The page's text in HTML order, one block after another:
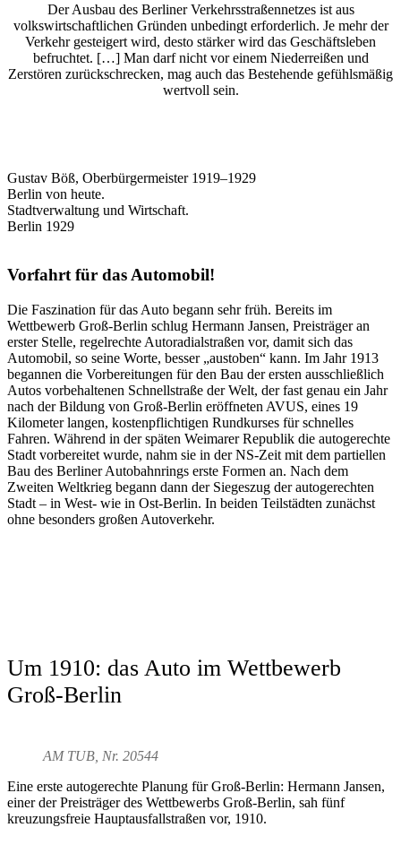
Der Ausbau des Berliner Verkehrsstraßennetzes ist aus
volkswirtschaftlichen Gründen unbedingt erforderlich. Je mehr der
Verkehr gesteigert wird, desto stärker wird das Geschäftsleben
befruchtet. […] Man darf nicht vor einem Niederreißen und
Zerstören zurückschrecken, mag auch das Bestehende gefühlsmäßig
wertvoll sein.
Gustav Böß, Oberbürgermeister 1919–1929
Berlin von heute.
Stadtverwaltung und Wirtschaft.
Berlin 1929
Vorfahrt für das Automobil!
Die Faszination für das Auto begann sehr früh. Bereits im
Wettbewerb Groß-Berlin schlug Hermann Jansen, Preisträger an
erster Stelle, regelrechte Autoradialstraßen vor, damit sich das
Automobil, so seine Worte, besser „austoben“ kann. Im Jahr 1913
begannen die Vorbereitungen für den Bau der ersten ausschließlich
Autos vorbehaltenen Schnellstraße der Welt, der fast genau ein Jahr
nach der Bildung von Groß-Berlin eröffneten AVUS, eines 19
Kilometer langen, kostenpflichtigen Rundkurses für schnelles
Fahren. Während in der späten Weimarer Republik die autogerechte
Stadt vorbereitet wurde, nahm sie in der NS-Zeit mit dem partiellen
Bau des Berliner Autobahnrings erste Formen an. Nach dem
Zweiten Weltkrieg begann dann der Siegeszug der autogerechten
Stadt – in West- wie in Ost-Berlin. In beiden Teilstädten zunächst
ohne besonders großen Autoverkehr.
Um 1910: das Auto im Wettbewerb
Groß-Berlin
AM TUB, Nr. 20544
Eine erste autogerechte Planung für Groß-Berlin: Hermann Jansen,
einer der Preisträger des Wettbewerbs Groß-Berlin, sah fünf
kreuzungsfreie Hauptausfallstraßen vor, 1910.